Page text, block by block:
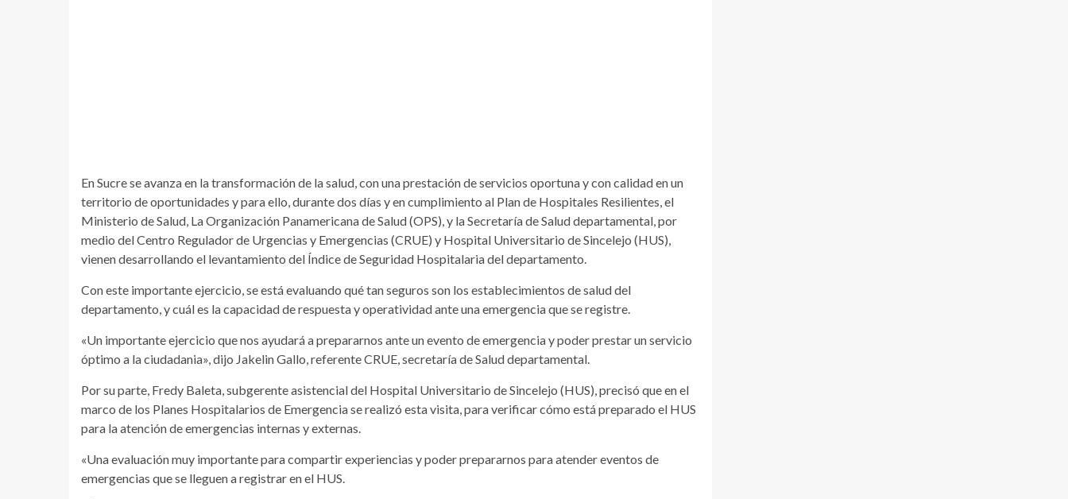
En Sucre se avanza en la transformación de la salud, con una prestación de servicios oportuna y con calidad en un
territorio de oportunidades y para ello, durante dos días y en cumplimiento al Plan de Hospitales Resilientes, el
Ministerio de Salud, La Organización Panamericana de Salud (OPS), y la Secretaría de Salud departamental, por
medio del Centro Regulador de Urgencias y Emergencias (CRUE) y Hospital Universitario de Sincelejo (HUS),
vienen desarrollando el levantamiento del Índice de Seguridad Hospitalaria del departamento.
Con este importante ejercicio, se está evaluando qué tan seguros son los establecimientos de salud del
departamento, y cuál es la capacidad de respuesta y operatividad ante una emergencia que se registre.
«Un importante ejercicio que nos ayudará a prepararnos ante un evento de emergencia y poder prestar un servicio
óptimo a la ciudadania», dijo Jakelin Gallo, referente CRUE, secretaría de Salud departamental.
Por su parte, Fredy Baleta, subgerente asistencial del Hospital Universitario de Sincelejo (HUS), precisó que en el
marco de los Planes Hospitalarios de Emergencia se realizó esta visita, para verificar cómo está preparado el HUS
para la atención de emergencias internas y externas.
«Una evaluación muy importante para compartir experiencias y poder prepararnos para atender eventos de
emergencias que se lleguen a registrar en el HUS.